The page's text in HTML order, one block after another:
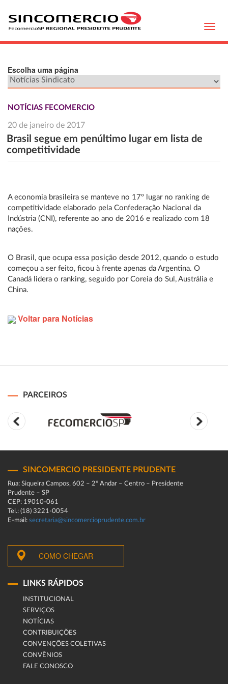
Escolha uma página
NOTÍCIAS FECOMERCIO
20 de janeiro de 2017
Brasil segue em penúltimo lugar em lista de
competitividade
A economia brasileira se manteve no 17º lugar no ranking de
competitividade elaborado pela Confederação Nacional da
Indústria (CNI), referente ao ano de 2016 e realizado com 18
nações.
O Brasil, que ocupa essa posição desde 2012, quando o estudo
começou a ser feito, ficou à frente apenas da Argentina. O
Canadá lidera o ranking, seguido por Coreia do Sul, Austrália e
China.
Voltar para Notícias
PARCEIROS
SINCOMERCIO PRESIDENTE PRUDENTE
Rua: Siqueira Campos, 602 – 2º Andar – Centro – Presidente
Prudente – SP
CEP: 19010-061
Tel.: (18) 3221-0054
E-mail: secretaria@sincomercioprudente.com.br
COMO CHEGAR
LINKS RÁPIDOS
INSTITUCIONAL
SERVIÇOS
NOTÍCIAS
CONTRIBUIÇÕES
CONVENÇÕES COLETIVAS
CONVÊNIOS
FALE CONOSCO